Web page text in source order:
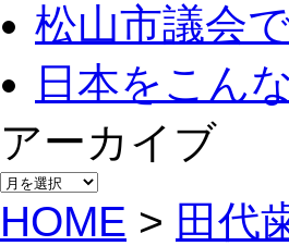
松山市議会
日本をこん
アーカイブ
アー
カ
イ
HOME > 田代